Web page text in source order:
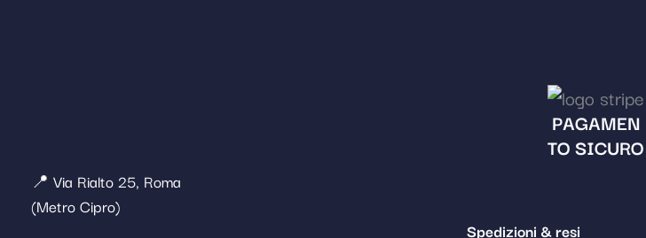
📍 Via Rialto 25, Roma
(Metro Cipro)
PAGAMEN
TO SICURO
Spedizioni & resi